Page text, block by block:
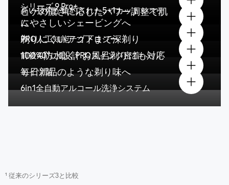
シリーズ9 Pro+
高い技術が集約された5+1カットシステ
ム
ヒゲの濃さに応じたパワー調整で肌
にやさしいシェービングへ
PRO人工知能テクノロジー
剃りにくいアゴ下まで深剃り
前後40°に動くPROスイング密着ヘッド
100%防水設計 お風呂剃りにも対応
ドイツ製
毎日新品のような剃り味へ
6in1全自動アルコール洗浄システム
¹ 従来のシリーズ3と比較